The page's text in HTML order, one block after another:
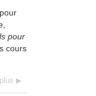
pour
cours
plus